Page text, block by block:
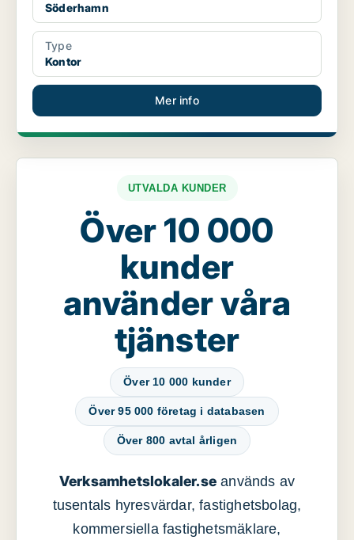
Söderhamn
Type
Kontor
Mer info
UTVALDA KUNDER
Över 10 000
kunder
använder våra
tjänster
Över 10 000 kunder
Över 95 000 företag i databasen
Över 800 avtal årligen
Verksamhetslokaler.se används av
tusentals hyresvärdar, fastighetsbolag,
kommersiella fastighetsmäklare,